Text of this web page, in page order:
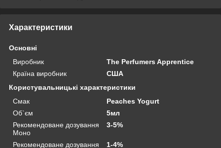
Характеристики
Основні
Виробник
The Perfumers Apprentice
Країна виробник
США
Користувальницькі характеристики
Смак
Peaches Yogurt
Об`єм
5мл
Рекомендоване дозування
Моно
3-5%
Рекомендоване дозування
1-4%